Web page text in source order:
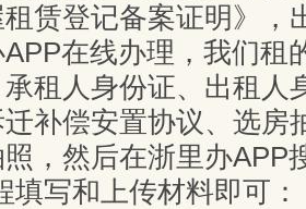
租赁登记备案证明》，
在线办理，我们租
租人身份证、出租人
补偿安置协议、选房
，然后在浙里办APP
填写和上传材料即可：